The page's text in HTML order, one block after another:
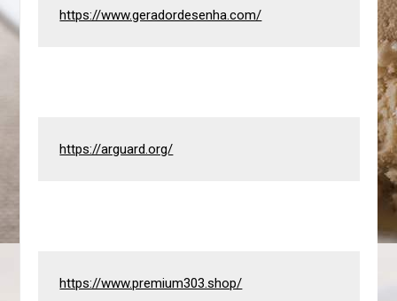
https://www.geradordesenha.com/
https://arguard.org/
https://www.premium303.shop/